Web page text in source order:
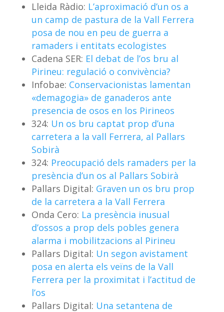
Lleida Ràdio: L’aproximació d’un os a
un camp de pastura de la Vall Ferrera
posa de nou en peu de guerra a
ramaders i entitats ecologistes
Cadena SER: El debat de l’os bru al
Pirineu: regulació o convivència?
Infobae: Conservacionistas lamentan
«demagogia» de ganaderos ante
presencia de osos en los Pirineos
324: Un os bru captat prop d’una
carretera a la vall Ferrera, al Pallars
Sobirà
324: Preocupació dels ramaders per la
presència d’un os al Pallars Sobirà
Pallars Digital: Graven un os bru prop
de la carretera a la Vall Ferrera
Onda Cero: La presència inusual
d’ossos a prop dels pobles genera
alarma i mobilitzacions al Pirineu
Pallars Digital: Un segon avistament
posa en alerta els veïns de la Vall
Ferrera per la proximitat i l’actitud de
l’os
Pallars Digital: Una setantena de